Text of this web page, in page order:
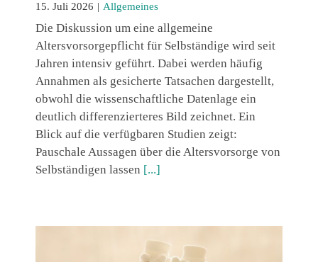
15. Juli 2026 | Allgemeines
Die Diskussion um eine allgemeine
Altersvorsorgepflicht für Selbständige wird seit
Jahren intensiv geführt. Dabei werden häufig
Annahmen als gesicherte Tatsachen dargestellt,
obwohl die wissenschaftliche Datenlage ein
deutlich differenzierteres Bild zeichnet. Ein
Blick auf die verfügbaren Studien zeigt:
Pauschale Aussagen über die Altersvorsorge von
Selbständigen lassen [...]